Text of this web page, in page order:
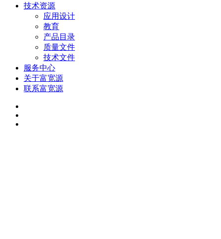
技术资源
应用设计
教育
产品目录
质量文件
技术文件
服务中心
关于富宽源
联系富宽源